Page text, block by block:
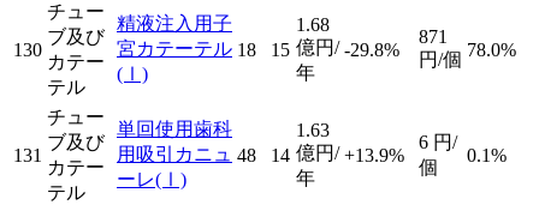
130
チュー
ブ及び
カテー
テル
精液注入用子
宮カテーテル
(Ⅰ)
18 15
1.68
億円/
年
-29.8%
871
円/個 78.0%
131
チュー
ブ及び
カテー
テル
単回使用歯科
用吸引カニュ
ーレ(Ⅰ)
48 14
1.63
億円/
年
+13.9%
6 円/
個
0.1%